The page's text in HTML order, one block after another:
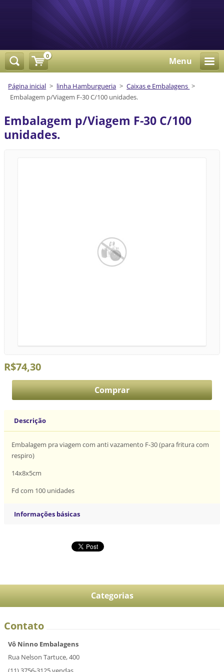
Menu
Página inicial > linha Hamburgueria > Caixas e Embalagens >
Embalagem p/Viagem F-30 C/100 unidades.
Embalagem p/Viagem F-30 C/100
unidades.
R$74,30
Descrição
Embalagem pra viagem com anti vazamento F-30 (para fritura com
respiro)
14x8x5cm
Fd com 100 unidades
Informações básicas
Categorias
Contato
Vô Ninno Embalagens
Rua Nelson Tartuce, 400
0